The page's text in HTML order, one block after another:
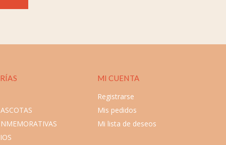
MI CUENTA
Registrarse
Mis pedidos
Mi lista de deseos